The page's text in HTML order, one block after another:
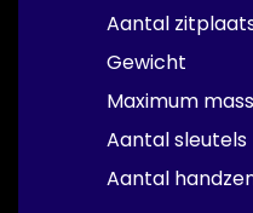
Aantal
Gewicht
Maximum
Aantal sleutels
Aantal